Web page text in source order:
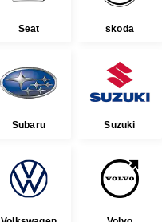
Seat skoda
Subaru Suzuki